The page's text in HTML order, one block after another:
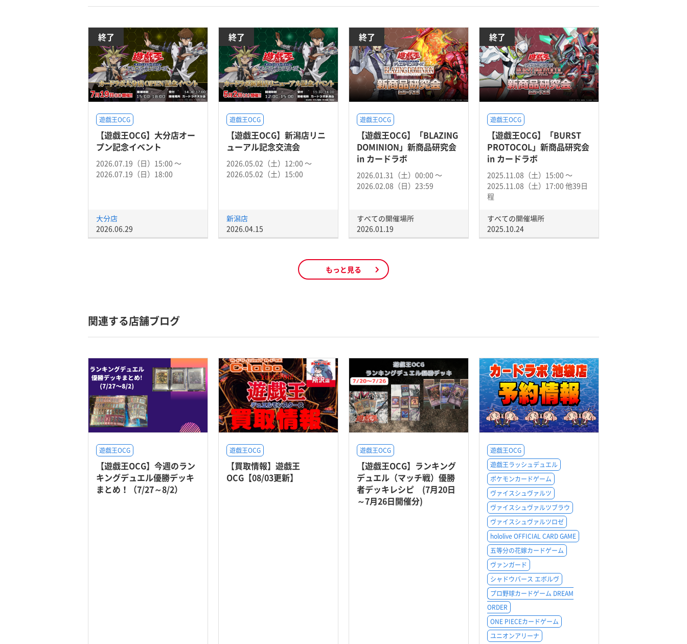
終了
遊戯王OCG
【遊戯王OCG】大分店オー
プン記念イベント
2026.07.19（日）15:00 〜
2026.07.19（日）18:00
大分店
2026.06.29
終了
遊戯王OCG
【遊戯王OCG】新潟店リニ
ューアル記念交流会
2026.05.02（土）12:00 〜
2026.05.02（土）15:00
新潟店
2026.04.15
終了
遊戯王OCG
【遊戯王OCG】「BLAZING
DOMINION」新商品研究会
in カードラボ
2026.01.31（土）00:00 〜
2026.02.08（日）23:59
すべての開催場所
2026.01.19
終了
遊戯王OCG
【遊戯王OCG】「BURST
PROTOCOL」新商品研究会
in カードラボ
2025.11.08（土）15:00 〜
2025.11.08（土）17:00 他39日
程
すべての開催場所
2025.10.24
もっと見る
関連する店舗ブログ
遊戯王OCG
【遊戯王OCG】今週のラン
キングデュエル優勝デッキ
まとめ！（7/27～8/2）
遊戯王OCG
【買取情報】遊戯王
OCG【08/03更新】
遊戯王OCG
【遊戯王OCG】ランキング
デュエル（マッチ戦）優勝
者デッキレシピ (7月20日
～7月26日開催分)
遊戯王OCG
遊戯王ラッシュデュエル
ポケモンカードゲーム
ヴァイスシュヴァルツ
ヴァイスシュヴァルツブラウ
ヴァイスシュヴァルツロゼ
hololive OFFICIAL CARD GAME
五等分の花嫁カードゲーム
ヴァンガード
シャドウバース エボルヴ
プロ野球カードゲーム DREAM
ORDER
ONE PIECEカードゲーム
ユニオンアリーナ